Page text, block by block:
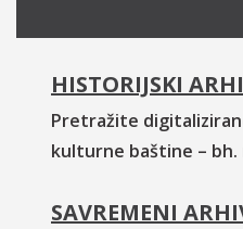
HISTORIJSKI
Pretražite
kulturne baštine – bh.
SAVREMENI